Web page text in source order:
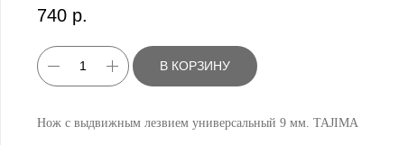
740 р.
В КОРЗИНУ
Нож с выдвижным лезвием универсальный 9 мм. TAJIMA